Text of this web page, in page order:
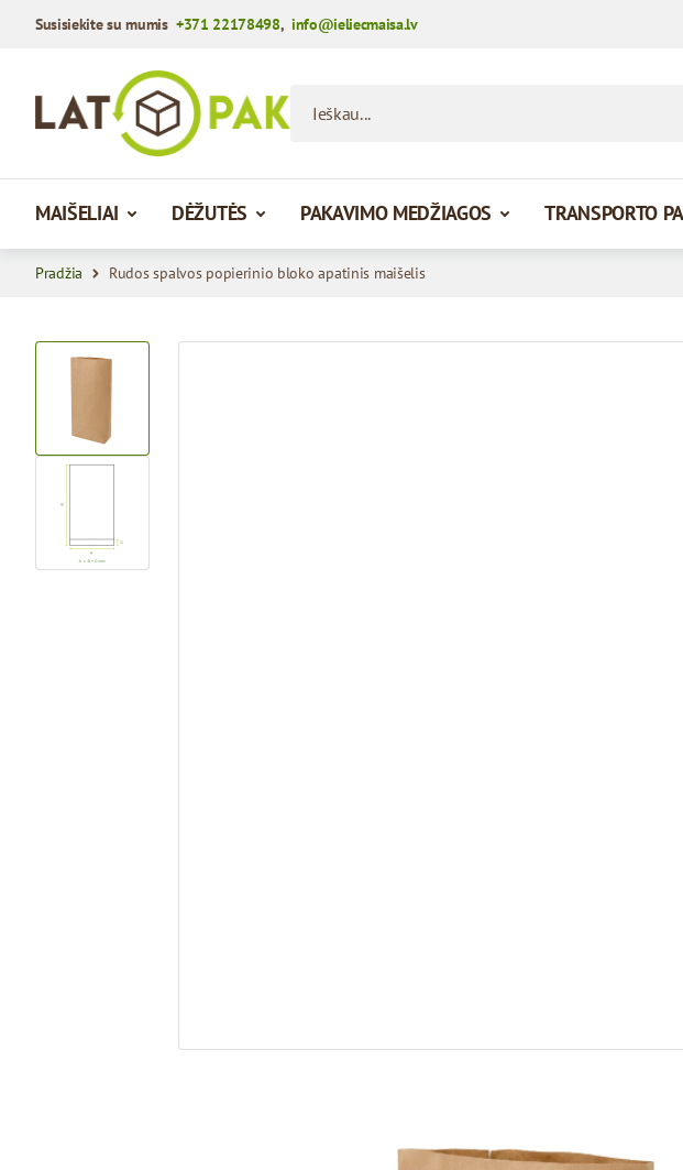
Susisiekite su mumis +371 22178498, info@ieliecmaisa.lv
MAIŠELIAI DĖŽUTĖS PAKAVIMO MEDŽIAGOS TRANSPORTO
Pradžia Rudos spalvos popierinio bloko apatinis maišelis
View larger image
View larger image